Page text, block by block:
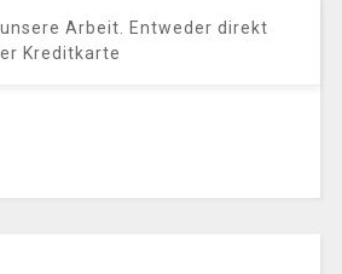
Arbeit. Entweder direkt
Kreditkarte